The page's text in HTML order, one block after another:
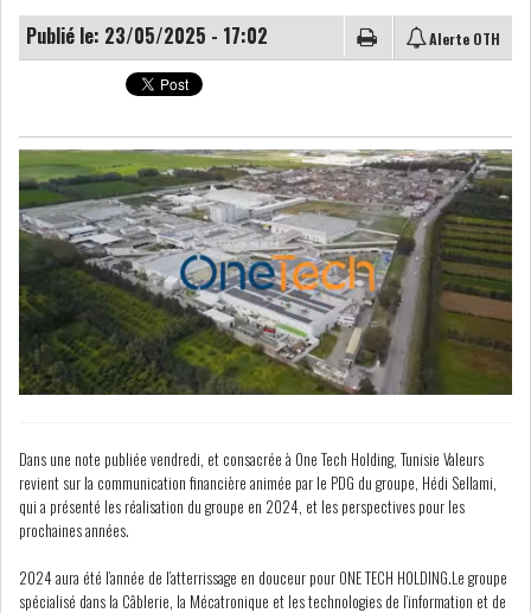
FICHES SOCIÉTÉS
COURS DU JOUR
ANALYSE QUOTIDIENNE
ANALYSE HEBDOMADAIRE
ZOOM ENTREPRISE
HISTORIQUE DES ZOOMS
ARCHIVES DES COURS
HISTORIQUE ANALYSES HEBDOMADAIRES
SICAV
Publié le: 23/05/2025 - 17:02 Alerte OTH
Dans une note publiée vendredi, et consacrée à One Tech Holding, Tunisie Valeurs
revient sur la communication financière animée par le PDG du groupe, Hédi Sellami,
qui a présenté les réalisation du groupe en 2024, et les perspectives pour les
prochaines années.
2024 aura été l’année de l’atterrissage en douceur pour ONE TECH HOLDING.Le groupe
spécialisé dans la Câblerie, la Mécatronique et les technologies de l’information et de